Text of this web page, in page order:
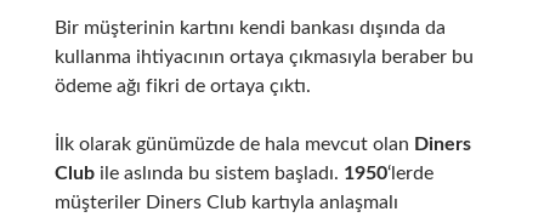
Bir müşterinin kartını kendi bankası dışında da
kullanma ihtiyacının ortaya çıkmasıyla beraber bu
ödeme ağı fikri de ortaya çıktı.
İlk olarak günümüzde de hala mevcut olan Diners
Clubile aslında bu sistem başladı. 1950‘lerde
müşteriler Diners Club kartıyla anlaşmalı